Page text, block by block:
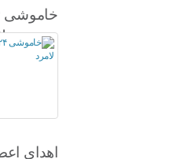
مجوز در
اهدای